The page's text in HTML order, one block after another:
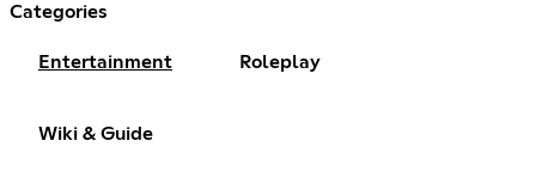
Categories
Entertainment Roleplay
Wiki & Guide